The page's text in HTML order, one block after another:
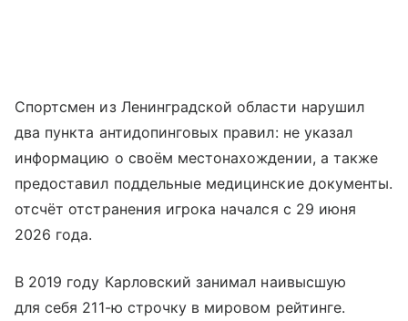
Спортсмен из Ленинградской области нарушил
два пункта антидопинговых правил: не указал
информацию о своём местонахождении, а также
предоставил поддельные медицинские документы.
отсчёт отстранения игрока начался с 29 июня
2026 года.
В 2019 году Карловский занимал наивысшую
для себя 211-ю строчку в мировом рейтинге.